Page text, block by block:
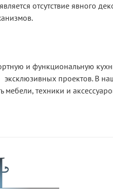
отсутствие явного
и функциональную
эксклюзивных проектов. В
мебели, техники и